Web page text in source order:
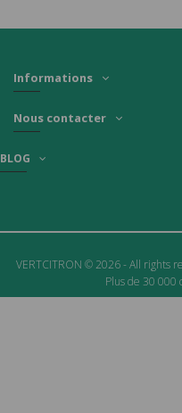
Informations
Nous contacter
BLOG
VERTCITRON © 2026 - All rights
Plus de 30 000